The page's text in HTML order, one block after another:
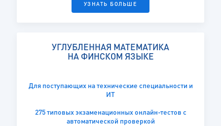
УЗНАТЬ БОЛЬШЕ
УГЛУБЛЕННАЯ МАТЕМАТИКА
НА ФИНСКОМ ЯЗЫКЕ
Для поступающих на технические специальности и
ИТ
275 типовых экзаменационных онлайн-тестов с
автоматической проверкой